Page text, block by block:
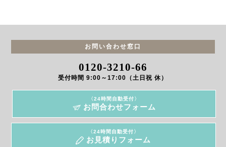
お問い合わせ窓口
0120-3210-66
受付時間 9:00～17:00（土日祝 休）
〈24時間自動受付〉
お問合わせフォーム
〈24時間自動受付〉
お見積りフォーム